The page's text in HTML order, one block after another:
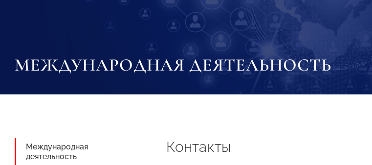
МЕЖДУНАРОДНАЯ ДЕЯТЕЛЬНОСТЬ
Международная
деятельность
Контакты